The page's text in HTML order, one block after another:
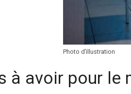
Photo d’illustration
à avoir pour le